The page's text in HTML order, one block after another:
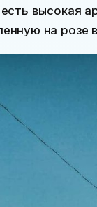
высокая
на розе